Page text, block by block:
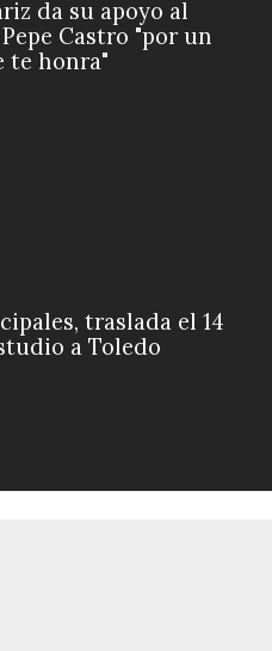
da su apoyo al
Castro "por un
te honra"
traslada el 14
a Toledo